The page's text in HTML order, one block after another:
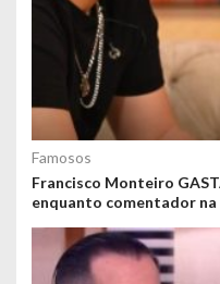
Famosos
Francisco Monteiro
enquanto comentador na